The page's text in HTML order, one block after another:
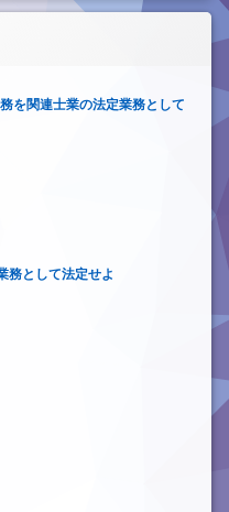
を関連士業の法定業務として
務として法定せよ